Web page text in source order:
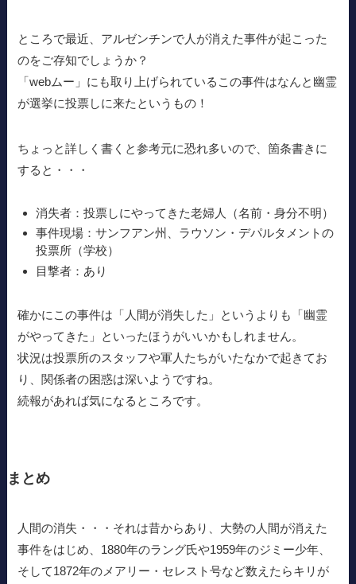
ところで最近、アルゼンチンで人が消えた事件が起こった
のをご存知でしょうか？
「webムー」にも取り上げられているこの事件はなんと幽霊
が選挙に投票しに来たというもの！
ちょっと詳しく書くと参考元に恐れ多いので、箇条書きに
すると・・・
消失者：投票しにやってきた老婦人（名前・身分不明）
事件現場：サンフアン州、ラウソン・デパルタメントの
投票所（学校）
目撃者：あり
確かにこの事件は「人間が消失した」というよりも「幽霊
がやってきた」といったほうがいいかもしれません。
状況は投票所のスタッフや軍人たちがいたなかで起きてお
り、関係者の困惑は深いようですね。
続報があれば気になるところです。
まとめ
人間の消失・・・それは昔からあり、大勢の人間が消えた
事件をはじめ、1880年のラング氏や1959年のジミー少年、
そして1872年のメアリー・セレスト号など数えたらキリが